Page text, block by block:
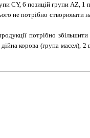
СY, 6 позицій групи AZ,
не потрібно створювати
потрібно
корова (група масел),